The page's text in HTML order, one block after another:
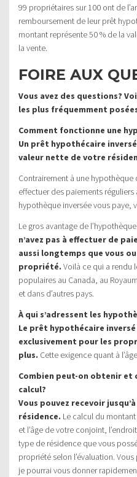
99 propriétaires sur 100 ont de
remboursement de leur prêt
montant représente 50 % de la
la vente.
FOIRE AUX
Vous avez des questions?
les plus fréquemment
Comment fonctionne une
Un prêt hypothécaire
valeur nette de votre
Contrairement à une
effectuer des paiements réguliers
hypothèque inversée vous paye,
Le gros avantage de
n’avez pas à effectuer de
aussi longtemps que vous
propriété. Voilà ce qui a rendu
populaires au Canada, au
et dans d’autres pays.
À qui s’adressent les
Le prêt hypothécaire inversé
exclusivement pour les
plus. Cette exigence quant à
Combien peut-on obtenir et
calcul?
Vous pouvez recevoir
résidence. Le calcul du
et l’âge de votre conjoint,
type de résidence que vous
propriété selon l’évaluation.
je pourrai vous donner